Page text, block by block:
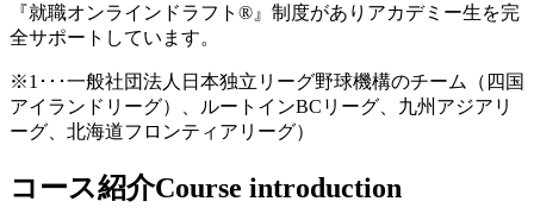
『就職オンラインドラフト®』制度がありアカデミー生を完
全サポートしています。
※1･･･一般社団法人日本独立リーグ野球機構のチーム（四国
アイランドリーグ）、ルートインBCリーグ、九州アジアリ
ーグ、北海道フロンティアリーグ）
コース紹介Course introduction